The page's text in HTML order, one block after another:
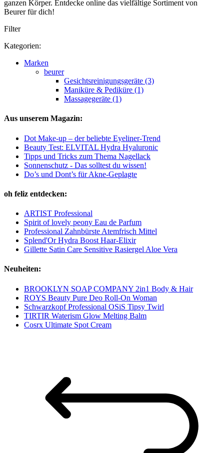
ganzen Körper. Entdecke online das vielfältige Sortiment von
Beurer für dich!
Filter
Kategorien:
Marken
beurer
Gesichtsreinigungsgeräte (3)
Maniküre & Pediküre (1)
Massagegeräte (1)
Aus unserem Magazin:
Dot Make-up – der beliebte Eyeliner-Trend
Beauty Test: ELVITAL Hydra Hyaluronic
Tipps und Tricks zum Thema Nagellack
Sonnenschutz - Das solltest du wissen!
Do’s und Dont’s für Akne-Geplagte
oh feliz entdecken:
ARTIST Professional
Spirit of lovely peony Eau de Parfum
Professional Zahnbürste Atemfrisch Mittel
Splend'Or Hydra Boost Haar-Elixir
Gillette Satin Care Sensitive Rasiergel Aloe Vera
Neuheiten:
BROOKLYN SOAP COMPANY 2in1 Body & Hair
ROYS Beauty Pure Deo Roll-On Woman
Schwarzkopf Professional OSiS Tipsy Twirl
TIRTIR Waterism Glow Melting Balm
Cosrx Ultimate Spot Cream